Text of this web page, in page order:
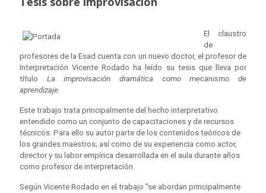
El claustro
de
profesores de la Esad cuenta con un nuevo doctor, el profesor de
Interpretación Vicente Rodado ha leído su tesis que lleva por
título La improvisación dramática como mecanismo de
aprendizaje.
Este trabajo trata principalmente del hecho interpretativo
entendido como un conjunto de capacitaciones y de recursos
técnicos. Para ello su autor parte de los contenidos teóricos de
los grandes maestros; así como de su experiencia como actor,
director y su labor empírica desarrollada en el aula durante años
como profesor de interpretación.
Según Vicente Rodado en el trabajo "se abordan principalmente